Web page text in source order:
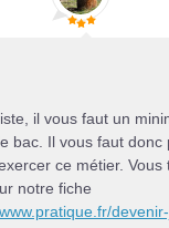
il vous faut un
bac. Il vous faut donc
ce métier. Vous
notre fiche